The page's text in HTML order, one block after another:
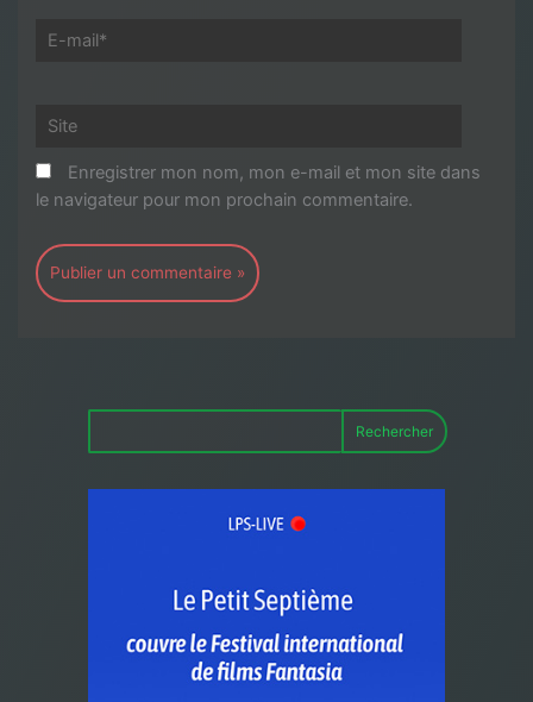
E-
Site
Enregistrer mon nom, mon e-mail et mon site dans
le navigateur pour mon prochain commentaire.
Rechercher